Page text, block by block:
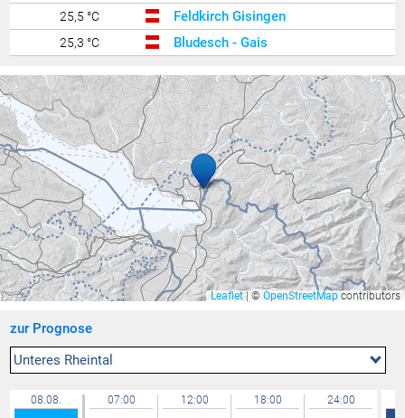
25,5 °C Feldkirch Gisingen
25,3 °C Bludesch - Gais
25,3 °C Feldkirch Nofels Bittweg
25,2 °C Nenzing Walgaubad
25,2 °C Egg - Gerbe
25,1 °C Hard
25,1 °C Götzis
25,1 °C Sennwald
25,1 °C Lauterach
25,0 °C Lütschbach
25,0 °C Altach
25,0 °C
25,0 °C
24,9 °C Lochau Süd Berg
Leaflet © OpenStreetMap contributors
zur Prognose
Unteres Rheintal
08.08. 07:00 12:00 18:00 24:00